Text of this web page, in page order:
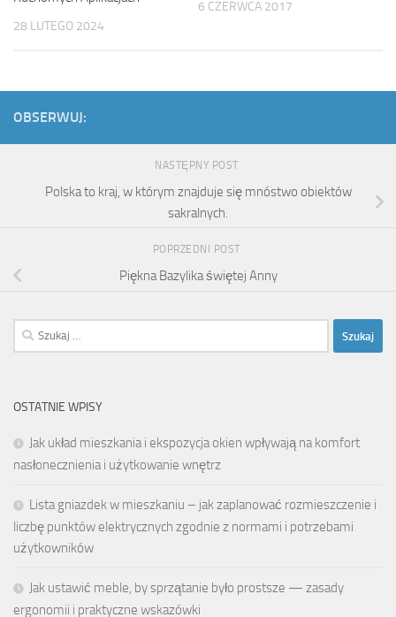
28 LUTEGO 2024
6 CZERWCA 2017
OBSERWUJ:
NASTĘPNY POST
Polska to kraj, w którym znajduje się mnóstwo obiektów
sakralnych.
POPRZEDNI POST
Piękna Bazylika świętej Anny
Szukaj:
OSTATNIE WPISY
Jak układ mieszkania i ekspozycja okien wpływają na komfort
nasłonecznienia i użytkowanie wnętrz
Lista gniazdek w mieszkaniu – jak zaplanować rozmieszczenie i
liczbę punktów elektrycznych zgodnie z normami i potrzebami
użytkowników
Jak ustawić meble, by sprzątanie było prostsze — zasady
ergonomii i praktyczne wskazówki